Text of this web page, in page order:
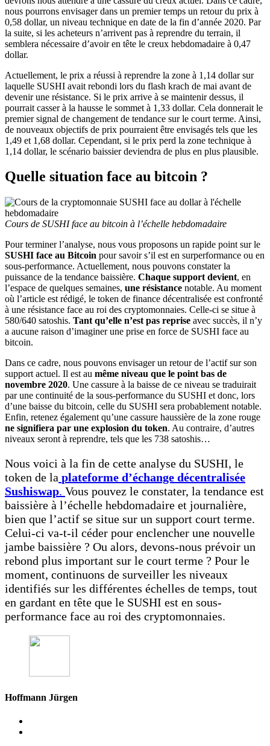
nous pourrons envisager dans un premier temps un retour du prix à
0,58 dollar, un niveau technique en date de la fin d’année 2020. Par
la suite, si les acheteurs n’arrivent pas à reprendre du terrain, il
semblera nécessaire d’avoir en tête le creux hebdomadaire à 0,47
dollar.
Actuellement, le prix a réussi à reprendre la zone à 1,14 dollar sur
laquelle SUSHI avait rebondi lors du flash krach de mai avant de
devenir une résistance. Si le prix arrive à se maintenir dessus, il
pourrait casser à la hausse le sommet à 1,33 dollar. Cela donnerait le
premier signal de changement de tendance sur le court terme. Ainsi,
de nouveaux objectifs de prix pourraient être envisagés tels que les
1,49 et 1,68 dollar. Cependant, si le prix perd la zone technique à
1,14 dollar, le scénario baissier deviendra de plus en plus plausible.
Quelle situation face au bitcoin ?
Cours de SUSHI face au bitcoin à l’échelle hebdomadaire
Pour terminer l’analyse, nous vous proposons un rapide point sur le
SUSHI face au Bitcoin pour savoir s’il est en surperformance ou en
sous-performance. Actuellement, nous pouvons constater la
puissance de la tendance baissière. Chaque support devient, en
l’espace de quelques semaines, une résistance notable. Au moment
où l’article est rédigé, le token de finance décentralisée est confronté
à une résistance face au roi des cryptomonnaies. Celle-ci se situe à
580/640 satoshis. Tant qu’elle n’est pas reprise avec succès, il n’y
a aucune raison d’imaginer une prise en force de SUSHI face au
bitcoin.
Dans ce cadre, nous pouvons envisager un retour de l’actif sur son
support actuel. Il est au même niveau que le point bas de
novembre 2020. Une cassure à la baisse de ce niveau se traduirait
par une continuité de la sous-performance du SUSHI et donc, lors
d’une baisse du bitcoin, celle du SUSHI sera probablement notable.
Enfin, retenez également qu’une cassure haussière de la zone rouge
ne signifiera par une explosion du token. Au contraire, d’autres
niveaux seront à reprendre, tels que les 738 satoshis…
Nous voici à la fin de cette analyse du SUSHI, le
token de la plateforme d’échange décentralisée
Sushiswap. Vous pouvez le constater, la tendance est
baissière à l’échelle hebdomadaire et journalière,
bien que l’actif se situe sur un support court terme.
Celui-ci va-t-il céder pour enclencher une nouvelle
jambe baissière ? Ou alors, devons-nous prévoir un
rebond plus important sur le court terme ? Pour le
moment, continuons de surveiller les niveaux
identifiés sur les différentes échelles de temps, tout
en gardant en tête que le SUSHI est en sous-
performance face au roi des cryptomonnaies.
Hoffmann Jürgen